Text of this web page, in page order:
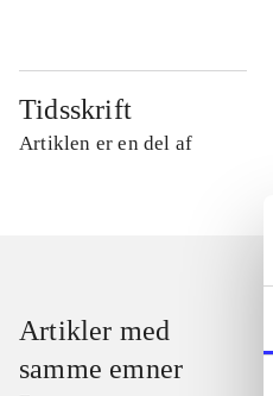
Tidsskrift
Artiklen er en del af
Artikler med
samme emner